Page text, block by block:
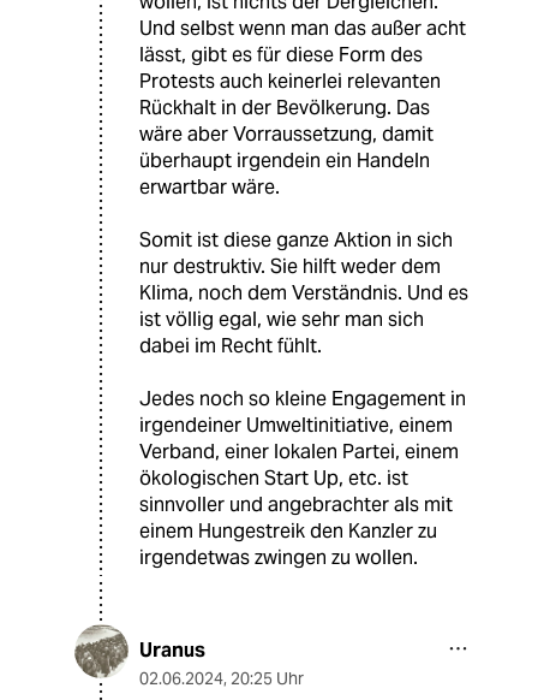
Und selbst wenn man das außer acht
lässt, gibt es für diese Form des
Protests auch keinerlei relevanten
Rückhalt in der Bevölkerung. Das
wäre aber Vorraussetzung, damit
überhaupt irgendein ein Handeln
erwartbar wäre.
Somit ist diese ganze Aktion in sich
nur destruktiv. Sie hilft weder dem
Klima, noch dem Verständnis. Und es
ist völlig egal, wie sehr man sich
dabei im Recht fühlt.
Jedes noch so kleine Engagement in
irgendeiner Umweltinitiative, einem
Verband, einer lokalen Partei, einem
ökologischen Start Up, etc. ist
sinnvoller und angebrachter als mit
einem Hungestreik den Kanzler zu
irgendetwas zwingen zu wollen.
Uranus
02.06.2024, 20:25 Uhr